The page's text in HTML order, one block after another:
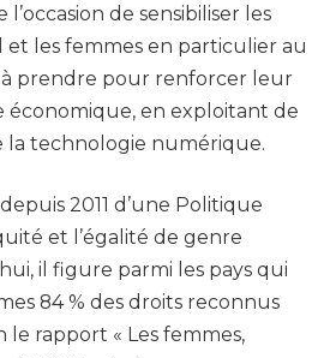
de sensibiliser les
et les femmes en particulier au
à prendre pour renforcer leur
économique, en exploitant de
la technologie numérique.
2011 d’une Politique
et l’égalité de genre
il figure parmi les pays qui
84 % des droits reconnus
le rapport « Les femmes,